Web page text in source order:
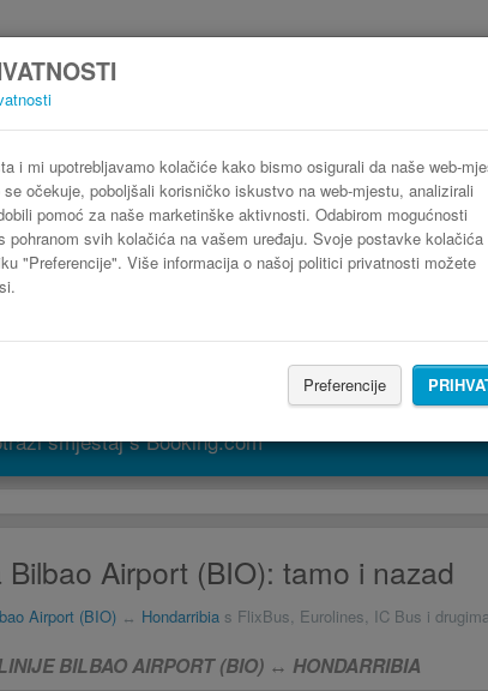
i mi upotrebljavamo kolačiće kako bismo osigurali da naše web-
očekuje, poboljšali korisničko iskustvo na web-mjestu, analizirali
pomoć za naše marketinške aktivnosti. Odabirom mogućnosti
pohranom svih kolačića na vašem uređaju. Svoje postavke kolačića
"Preferencije". Više informacija o našoj politici privatnosti možete
Preferencije
Bilbao Airport (BIO) Hondarribia
smještaj s Booking.com
Airport (BIO): tamo i nazad
Airport (BIO) ↔ Hondarribia s FlixBus, Eurolines, IC Bus i
BILBAO AIRPORT (BIO) ↔ HONDARRIBIA